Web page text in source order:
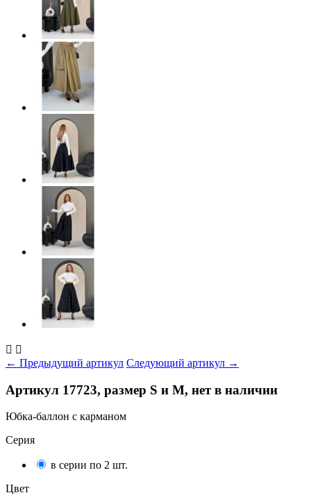
 
← Предыдущий артикул Следующий артикул →
Артикул 17723, размер S и M, нет в наличии
Юбка-баллон с карманом
Серия
в серии по 2 шт.
Цвет